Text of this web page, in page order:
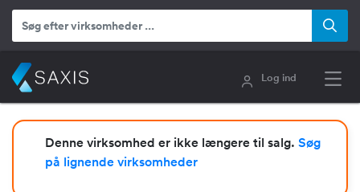
Log ind
Denne virksomhed er ikke længere til salg. Søg
på lignende virksomheder